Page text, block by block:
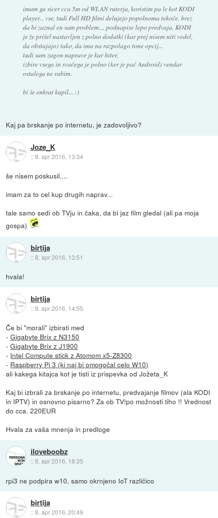
imam ga sicer cca 5m od WLAN ruterja, koristim pa le kot KODI
player... vse, tudi Full HD filmi delujejo popolnoma tekoče, brez
da bi zaznal en sam problem..., podnapise lepo predvaja, KODI
je že prišel nastavljen z polno dodatki (kar prej nisem niti vedel,
da obstajajo) tako, da ima na razpolago tone opcij...
tudi sam zagon naprave je kar hiter,
izbire vsega in svačega je polno (ker je pač Android) vendar
ostalega ne rabim.
bi še enkrat kupil... :)
Kaj pa brskanje po internetu, je zadovoljivo?
Joze_K
::8. apr 2016, 13:34
še nisem poskusil....
imam za to cel kup drugih naprav...
tale samo sedi ob TVju in čaka, da bi jaz film gledal (ali pa moja
gospa)
birtija
::8. apr 2016, 13:51
hvala!
birtija
::8. apr 2016, 14:55
Če bi "morali" izbirati med
-Gigabyte Brix z N3150
-Gigabyte Brix z J1900
- Intel Compute stick z Atomom x5-Z8300
- Raspberry Pi 3 (ki naj bi omogočal celo W10)
ali kakega kitajca kot je tisti iz prispevka od Jožeta_K
Kaj bi izbrali za brskanje po internetu, predvajanje filmov (ala KODI
in IPTV) in osnovno pisarno? Za ob TV!po možnosti tiho !! Vrednost
do cca. 220EUR
Hvala za vaša mnenja in predloge
iloveboobz
::8. apr 2016, 18:35
rpi3 ne podpira w10, samo okrnjeno IoT različico
birtija
::8. apr 2016, 20:49